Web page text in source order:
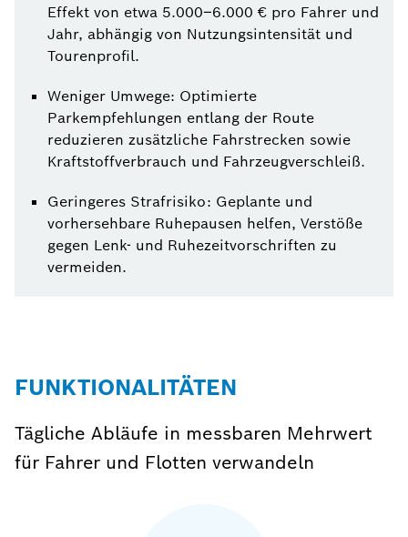
Effekt von etwa 5.000–6.000 € pro Fahrer und
Jahr, abhängig von Nutzungsintensität und
Tourenprofil.
Weniger Umwege: Optimierte
Parkempfehlungen entlang der Route
reduzieren zusätzliche Fahrstrecken sowie
Kraftstoffverbrauch und Fahrzeugverschleiß.
Geringeres Strafrisiko: Geplante und
vorhersehbare Ruhepausen helfen, Verstöße
gegen Lenk- und Ruhezeitvorschriften zu
vermeiden.
FUNKTIONALITÄTEN
Tägliche Abläufe in messbaren Mehrwert
für Fahrer und Flotten verwandeln